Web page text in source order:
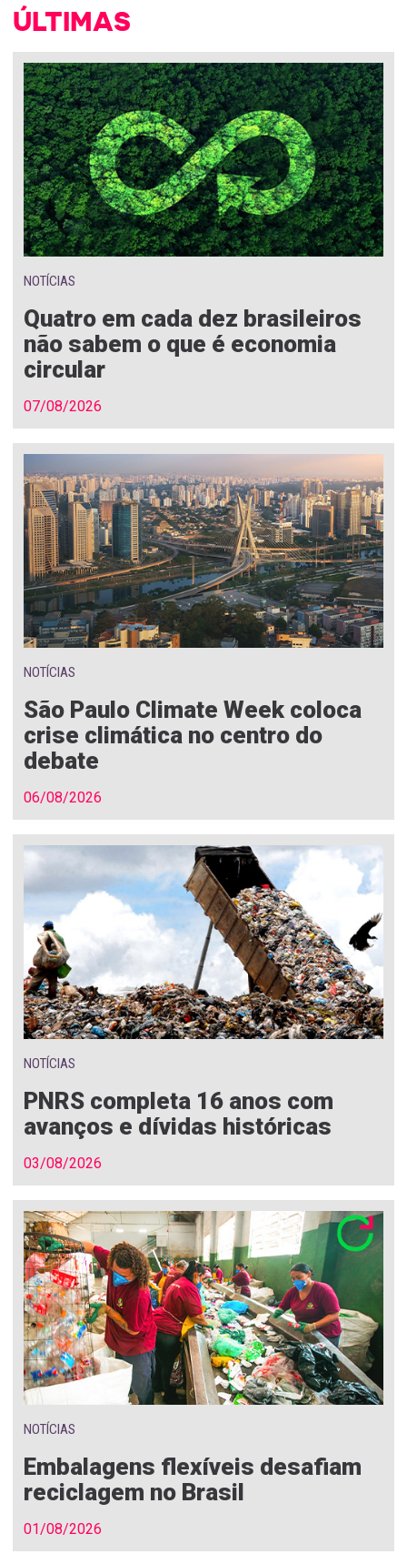
ÚLTIMAS
NOTÍCIAS
Quatro em cada dez brasileiros
não sabem o que é economia
circular
07/08/2026
NOTÍCIAS
São Paulo Climate Week coloca
crise climática no centro do
debate
06/08/2026
NOTÍCIAS
PNRS completa 16 anos com
avanços e dívidas históricas
03/08/2026
NOTÍCIAS
Embalagens flexíveis desafiam
reciclagem no Brasil
01/08/2026